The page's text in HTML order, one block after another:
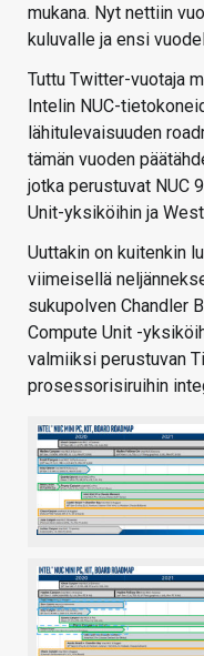
mukana. Nyt nettiin
kuluvalle ja ensi
Tuttu Twitter-vuotaja
Intelin NUC-
lähitulevaisuuden
tämän vuoden
jotka perustuvat NUC
Unit-yksiköihin ja
Uuttakin on kuitenkin
viimeisellä
sukupolven Chandler
Compute Unit -
valmiiksi perustuvan
prosessorisiruihin